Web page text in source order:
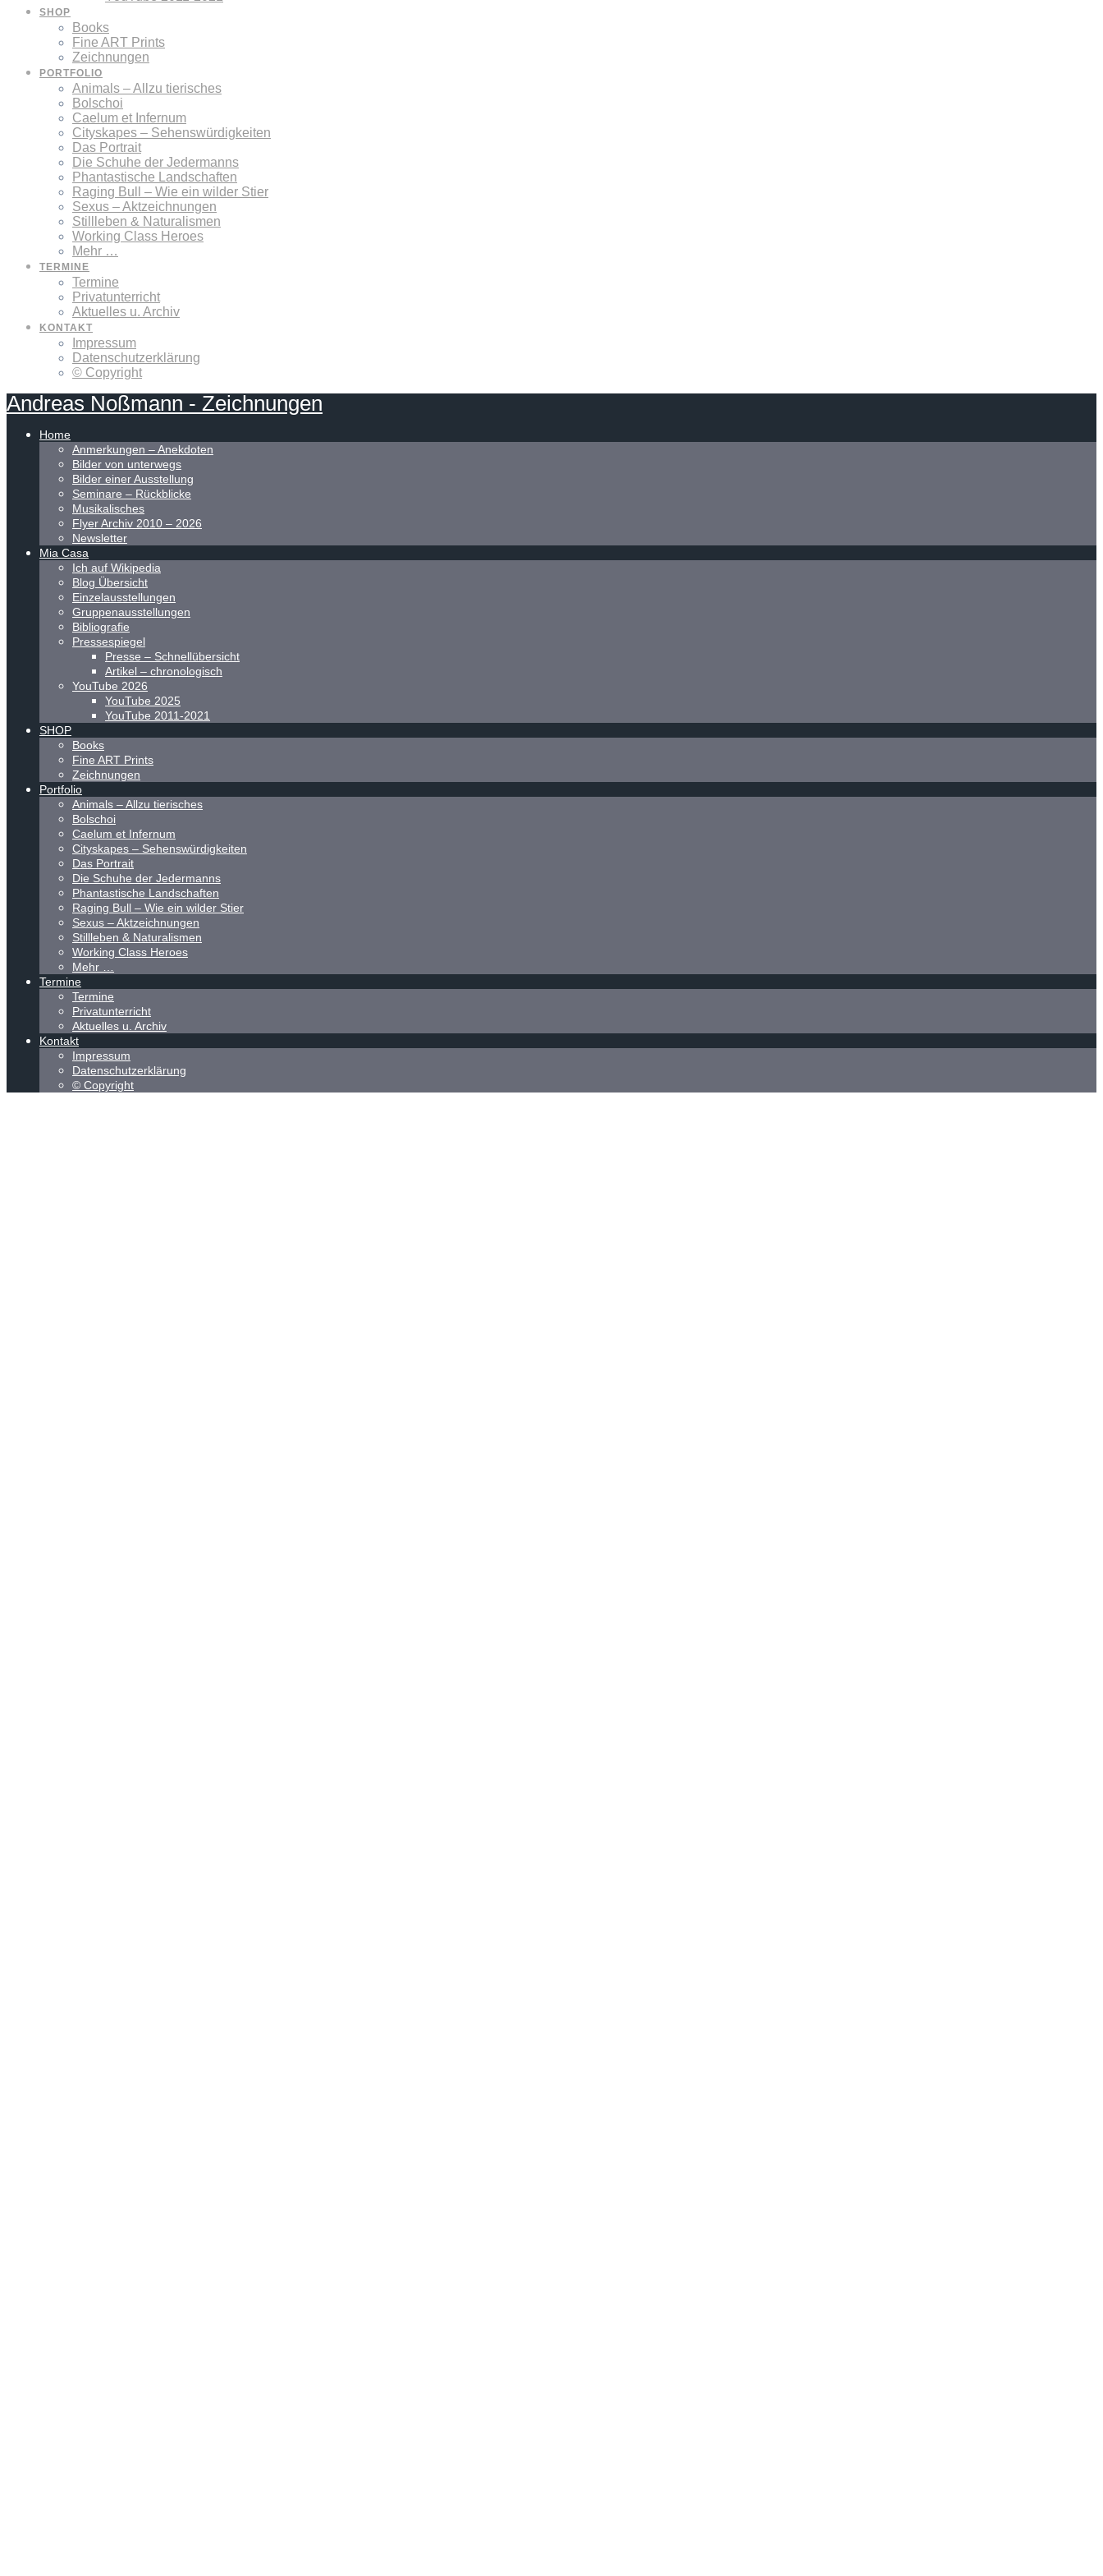
SHOP
Books
Fine ART Prints
Zeichnungen
PORTFOLIO
Animals – Allzu tierisches
Bolschoi
Caelum et Infernum
Cityskapes – Sehenswürdigkeiten
Das Portrait
Die Schuhe der Jedermanns
Phantastische Landschaften
Raging Bull – Wie ein wilder Stier
Sexus – Aktzeichnungen
Stillleben & Naturalismen
Working Class Heroes
Mehr …
TERMINE
Termine
Privatunterricht
Aktuelles u. Archiv
KONTAKT
Impressum
Datenschutzerklärung
© Copyright
Andreas Noßmann - Zeichnungen
Home
Anmerkungen – Anekdoten
Bilder von unterwegs
Bilder einer Ausstellung
Seminare – Rückblicke
Musikalisches
Flyer Archiv 2010 – 2026
Newsletter
Mia Casa
Ich auf Wikipedia
Blog Übersicht
Einzelausstellungen
Gruppenausstellungen
Bibliografie
Pressespiegel
Presse – Schnellübersicht
Artikel – chronologisch
YouTube 2026
YouTube 2025
YouTube 2011-2021
SHOP
Books
Fine ART Prints
Zeichnungen
Portfolio
Animals – Allzu tierisches
Bolschoi
Caelum et Infernum
Cityskapes – Sehenswürdigkeiten
Das Portrait
Die Schuhe der Jedermanns
Phantastische Landschaften
Raging Bull – Wie ein wilder Stier
Sexus – Aktzeichnungen
Stillleben & Naturalismen
Working Class Heroes
Mehr …
Termine
Termine
Privatunterricht
Aktuelles u. Archiv
Kontakt
Impressum
Datenschutzerklärung
© Copyright